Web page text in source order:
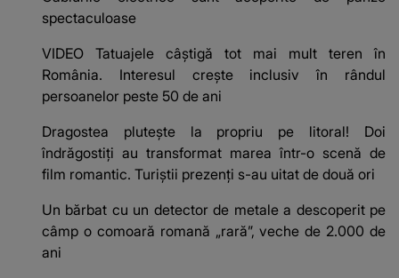
spectaculoase
VIDEO Tatuajele câștigă tot mai mult teren în
România. Interesul crește inclusiv în rândul
persoanelor peste 50 de ani
Dragostea plutește la propriu pe litoral! Doi
îndrăgostiți au transformat marea într-o scenă de
film romantic. Turiștii prezenți s-au uitat de două ori
Un bărbat cu un detector de metale a descoperit pe
câmp o comoară romană „rară”, veche de 2.000 de
ani